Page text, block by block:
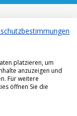
platzieren, um
anzuzeigen und
Für weitere
öffnen Sie die